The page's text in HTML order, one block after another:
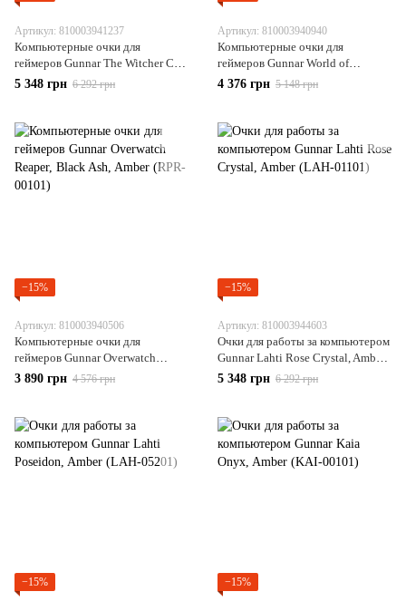
Артикул: 810003941237
Компьютерные очки для
геймеров Gunnar The Witcher Ciri
Meteorite/Saddle, коллекция
5 348 грн 6 292 грн
Артикул: 810003940940
Компьютерные очки для
геймеров Gunnar World of
Warcraft Sylvanas, Amber (WOW-
4 376 грн 5 148 грн
−15%
Артикул: 810003940506
Компьютерные очки для
геймеров Gunnar Overwatch
Reaper, Black Ash, Amber (RPR-
3 890 грн 4 576 грн
−15%
Артикул: 810003944603
Очки для работы за компьютером
Gunnar Lahti Rose Crystal, Amber
(LAH-01101)
5 348 грн 6 292 грн
−15% −15%